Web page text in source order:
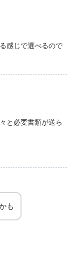
感じで選べるので
と必要書類が送ら
も